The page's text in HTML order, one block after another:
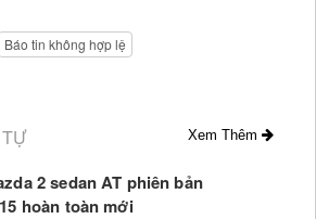
Báo tin không hợp lệ
Xem Thêm
2 sedan AT phiên bản
hoàn toàn mới